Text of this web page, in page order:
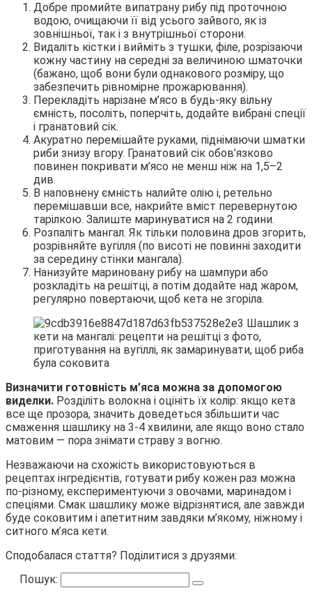
Добре промийте випатрану рибу під проточною
водою, очищаючи її від усього зайвого, як із
зовнішньої, так і з внутрішньої сторони.
Видаліть кістки і вийміть з тушки, філе, розрізаючи
кожну частину на середні за величиною шматочки
(бажано, щоб вони були однакового розміру, що
забезпечить рівномірне прожарювання).
Перекладіть нарізане м’ясо в будь-яку вільну
ємність, посоліть, поперчіть, додайте вибрані спеції
і гранатовий сік.
Акуратно перемішайте руками, піднімаючи шматки
риби знизу вгору. Гранатовий сік обов’язково
повинен покривати м’ясо не менш ніж на 1,5–2
див.
В наповнену ємність налийте олію і, ретельно
перемішавши все, накрийте вміст перевернутою
тарілкою. Залиште маринуватися на 2 години.
Розпаліть мангал. Як тільки половина дров згорить,
розрівняйте вугілля (по висоті не повинні заходити
за середину стінки мангала).
Нанизуйте мариновану рибу на шампури або
розкладіть на решітці, а потім додайте над жаром,
регулярно повертаючи, щоб кета не згоріла.
Визначити готовність м’яса можна за допомогою
виделки. Розділіть волокна і оцініть їх колір: якщо кета
все ще прозора, значить доведеться збільшити час
смаження шашлику на 3-4 хвилини, але якщо воно стало
матовим — пора знімати страву з вогню.
Незважаючи на схожість використовуються в
рецептах інгредієнтів, готувати рибу кожен раз можна
по-різному, експериментуючи з овочами, маринадом і
спеціями. Смак шашлику може відрізнятися, але завжди
буде соковитим і апетитним завдяки м’якому, ніжному і
ситного м’яса кети.
Сподобалася стаття? Поділитися з друзями:
Пошук: